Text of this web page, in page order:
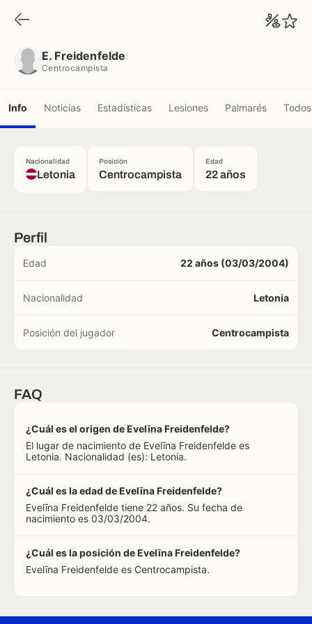
E. Freidenfelde
Centrocampista
Info Noticias Estadísticas Lesiones Palmarés
Nacionalidad
Letonia
Posición
Centrocampista
Edad
22 años
Perfil
Edad 22 años (03/03/2004)
Nacionalidad Letonia
Posición del jugador Centrocampista
FAQ
¿Cuál es el origen de Evelīna Freidenfelde?
El lugar de nacimiento de Evelīna Freidenfelde es
Letonia. Nacionalidad (es): Letonia.
¿Cuál es la edad de Evelīna Freidenfelde?
Evelīna Freidenfelde tiene 22 años. Su fecha de
nacimiento es 03/03/2004.
¿Cuál es la posición de Evelīna Freidenfelde?
Evelīna Freidenfelde es Centrocampista.